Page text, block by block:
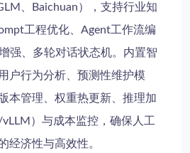
、Baichuan），支持行业知
工程优化、Agent工作流编
强、多轮对话状态机。内置智
用户行为分析 、预测性维护模
本管理、权重热更新、推理加
vLLM）与成本监控，确保 人工
经济性与高效性。